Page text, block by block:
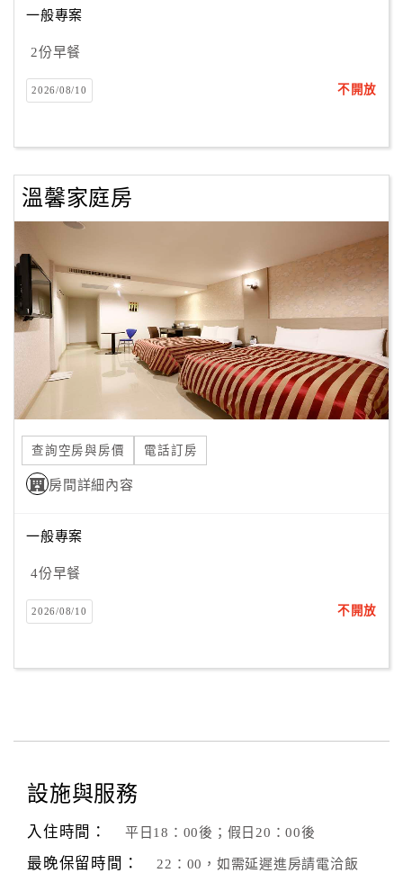
訂
房
Q&A
旅
卡
房
請
款
合
作
提
案
店
作
作
旅
伴
劃
一般專案
2份早餐
2026/08/10 不開放
溫馨家庭房
查詢空房與房價 電話訂房
房間詳細內容
一般專案
4份早餐
2026/08/10 不開放
設施與服務
入住時間： 平日18：00後；假日20：00後
最晚保留時間：
22：00，如需延遲進房請電洽飯